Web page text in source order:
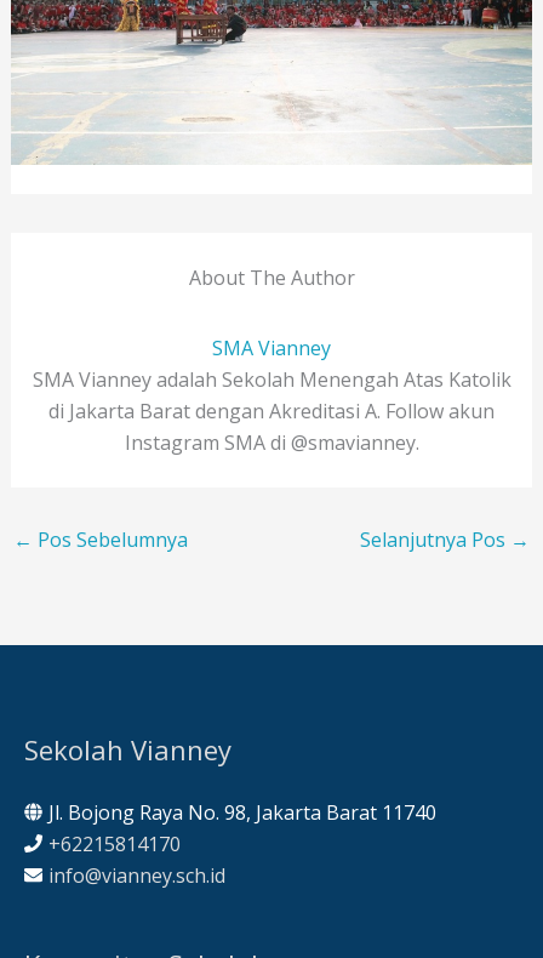
About The Author
SMA Vianney
SMA Vianney adalah Sekolah Menengah Atas Katolik
di Jakarta Barat dengan Akreditasi A. Follow akun
Instagram SMA di @smavianney.
← Pos Sebelumnya Selanjutnya Pos →
Sekolah Vianney
Jl. Bojong Raya No. 98, Jakarta Barat 11740
+62215814170
info@vianney.sch.id